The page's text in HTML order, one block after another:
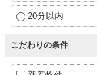
20分以内
こだわりの条件